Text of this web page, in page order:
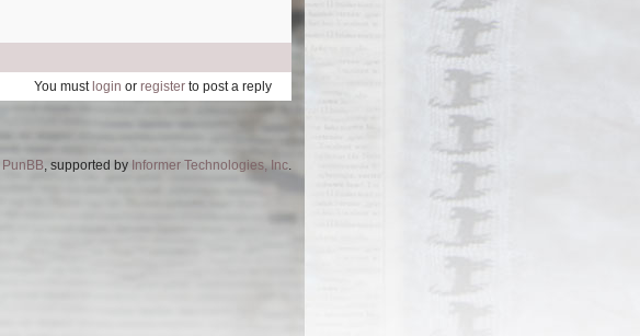
You mustlogin or register to post a reply
PunBB , supported by Informer Technologies, Inc